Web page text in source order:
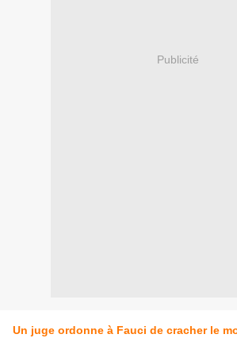
Publicité
Un juge ordonne à Fauci de cracher le